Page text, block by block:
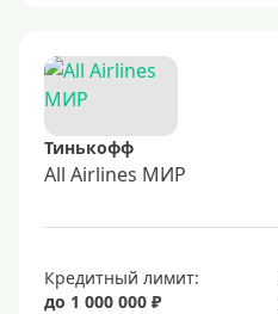
Тинькофф
All Airlines МИР
Кредитный лимит:
до 1 000 000 ₽